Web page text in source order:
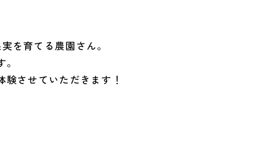
を育てる農園さん。
させていただきます！